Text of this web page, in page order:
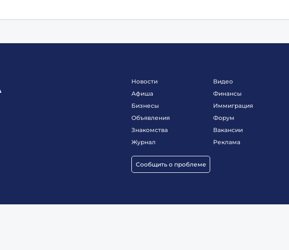
Новости
Афиша
Бизнесы
Объявления
Знакомства
Журнал
Сообщить о проблеме
Видео
Финансы
Иммиграция
Форум
Вакансии
Реклама